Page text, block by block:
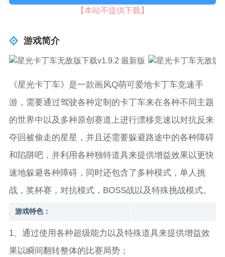
【本站不提供下载】
游戏简介
《星光卡丁车》是一款画风Q萌可爱地卡丁车竞速手
游，需要通过驾驶各种定制的卡丁车来在各种不同主题
的世界中以及多种原创赛道上进行漂移竞速以对抗反来
夺回被偷走的星星，并且还需要躲避路途中的各种障碍
和陷阱吧，并利用各种独特道具来提供增益效果以更快
速地躲避各种障碍，同时还包含了多种模式，单人挑
战，奖杯赛，对抗模式，BOSS战以及特殊挑战模式。
游戏特色：
1、通过使用各种超级能力以及特殊道具来提供增益效
果以瞬间翻转整体的比赛局势；